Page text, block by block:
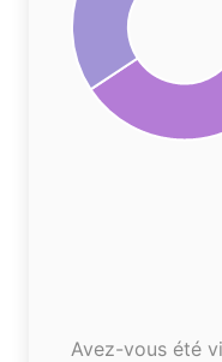
Avez-vous été